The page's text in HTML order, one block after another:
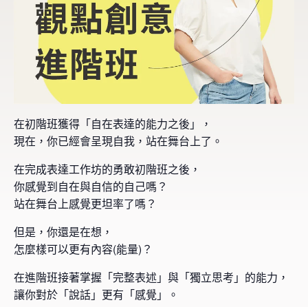
在初階班獲得「自在表達的能力之後」，
現在，你已經會呈現自我，站在舞台上了。
在完成表達工作坊的勇敢初階班之後，
你感覺到自在與自信的自己嗎？
站在舞台上感覺更坦率了嗎？
但是，你還是在想，
怎麼樣可以更有內容(能量)？
在進階班接著掌握「完整表述」與「獨立思考」的能力，
讓你對於「說話」更有「感覺」。